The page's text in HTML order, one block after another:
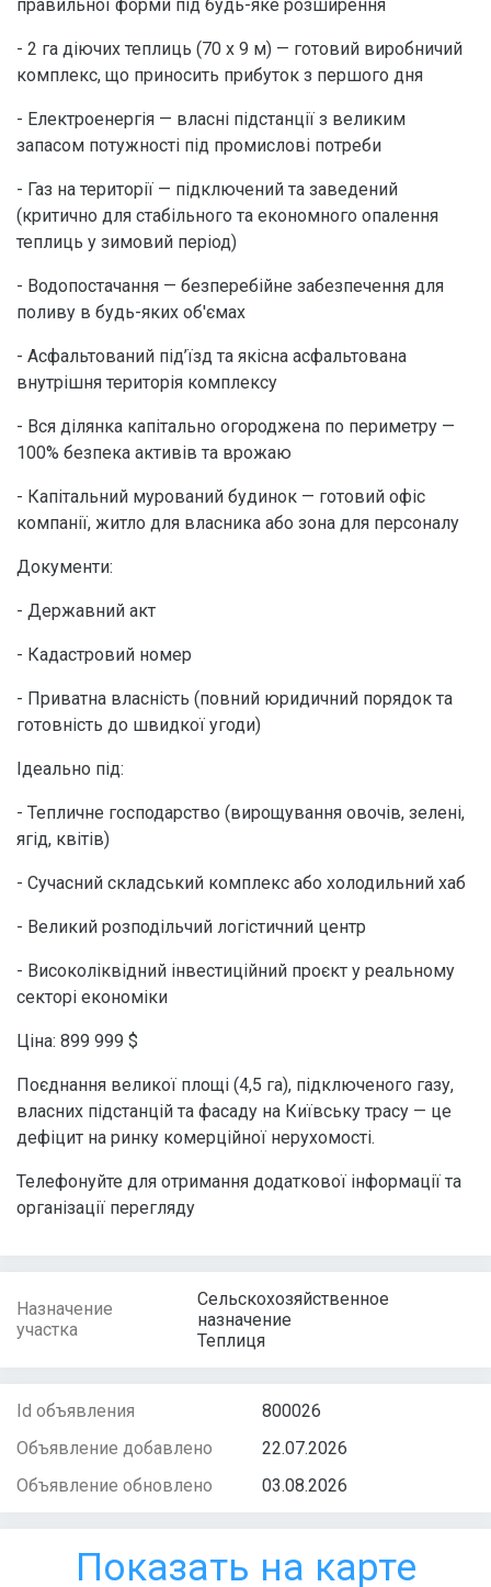
правильної форми під будь-яке розширення
- 2 га діючих теплиць (70 х 9 м) — готовий виробничий
комплекс, що приносить прибуток з першого дня
- Електроенергія — власні підстанції з великим
запасом потужності під промислові потреби
- Газ на території — підключений та заведений
(критично для стабільного та економного опалення
теплиць у зимовий період)
- Водопостачання — безперебійне забезпечення для
поливу в будь-яких об'ємах
- Асфальтований під’їзд та якісна асфальтована
внутрішня територія комплексу
- Вся ділянка капітально огороджена по периметру —
100% безпека активів та врожаю
- Капітальний мурований будинок — готовий офіс
компанії, житло для власника або зона для персоналу
Документи:
- Державний акт
- Кадастровий номер
- Приватна власність (повний юридичний порядок та
готовність до швидкої угоди)
Ідеально під:
- Тепличне господарство (вирощування овочів, зелені,
ягід, квітів)
- Сучасний складський комплекс або холодильний хаб
- Великий розподільчий логістичний центр
- Високоліквідний інвестиційний проєкт у реальному
секторі економіки
Ціна: 899 999 $
Поєднання великої площі (4,5 га), підключеного газу,
власних підстанцій та фасаду на Київську трасу — це
дефіцит на ринку комерційної нерухомості.
Телефонуйте для отримання додаткової інформації та
організації перегляду
Назначение
участка
Сельскохозяйственное
назначение
Теплиця
Id объявления
800026
Объявление добавлено
22.07.2026
Объявление обновлено
03.08.2026
Показать на карте